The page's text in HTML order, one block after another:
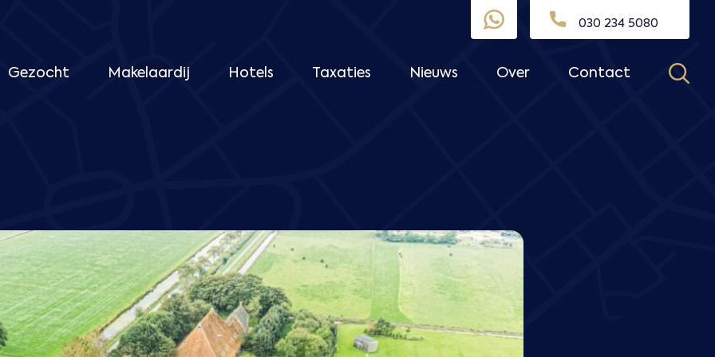
030 234 5080
Gezocht Makelaardij Hotels Taxaties Nieuws Over Contact